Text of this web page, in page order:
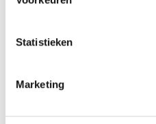
Statistieken
Marketing
Google Play -